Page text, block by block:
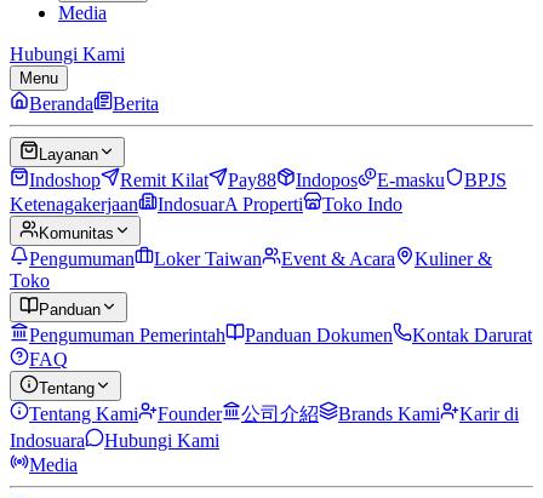
Media
Hubungi Kami
Menu
Beranda Berita
Layanan
Indoshop Remit Kilat Pay88 Indopos E-masku
BPJS
Ketenagakerjaan
IndosuarA Properti Toko Indo
Komunitas
Pengumuman Loker Taiwan Event & Acara
Kuliner &
Toko
Panduan
Pengumuman Pemerintah Panduan Dokumen
Kontak Darurat
FAQ
Tentang
Tentang Kami Founder 公司介紹 Brands Kami
Karir di
Indosuara
Hubungi Kami
Media